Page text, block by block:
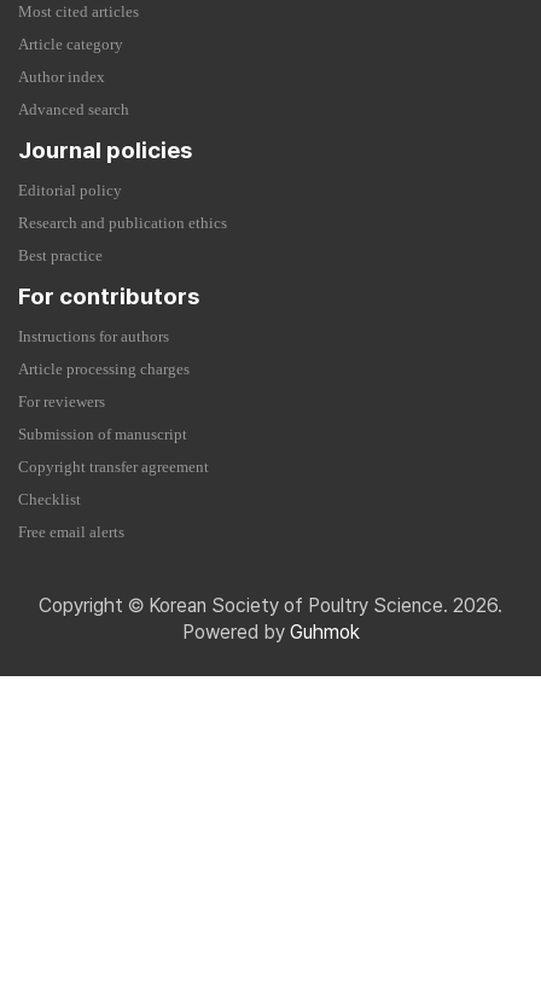
Most cited articles
Article category
Author index
Advanced search
Journal policies
Editorial policy
Research and publication ethics
Best practice
For contributors
Instructions for authors
Article processing charges
For reviewers
Submission of manuscript
Copyright transfer agreement
Checklist
Free email alerts
Copyright © Korean Society of Poultry Science. 2026.
Powered by Guhmok